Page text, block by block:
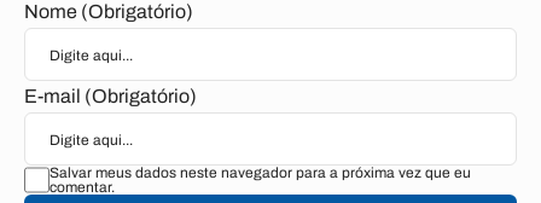
Nome (Obrigatório)
E-mail (Obrigatório)
Salvar meus dados neste navegador para a próxima vez que eu
comentar.